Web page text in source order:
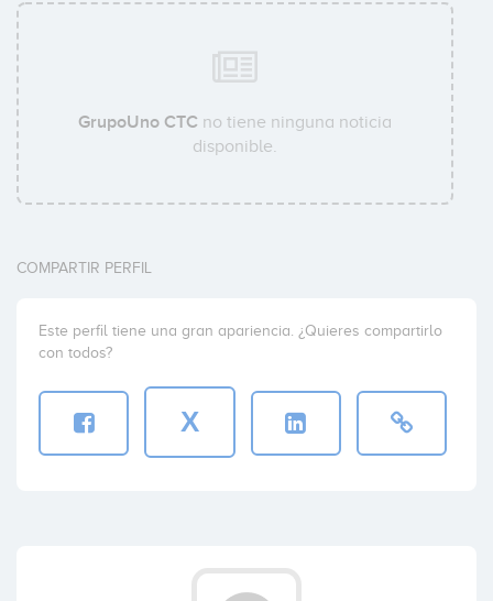
GrupoUno CTC no tiene ninguna noticia
disponible.
COMPARTIR PERFIL
Este perfil tiene una gran apariencia. ¿Quieres compartirlo
con todos?
X